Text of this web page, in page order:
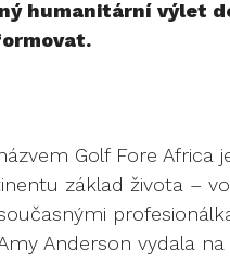
humanitární výlet
Golf Fore Africa
základ života –
Anderson vydala